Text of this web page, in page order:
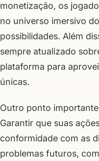
monetização, os
no universo imersivo
possibilidades. Além
sempre atualizado
plataforma para
únicas.
Outro ponto
Garantir que suas
conformidade com as
problemas futuros,